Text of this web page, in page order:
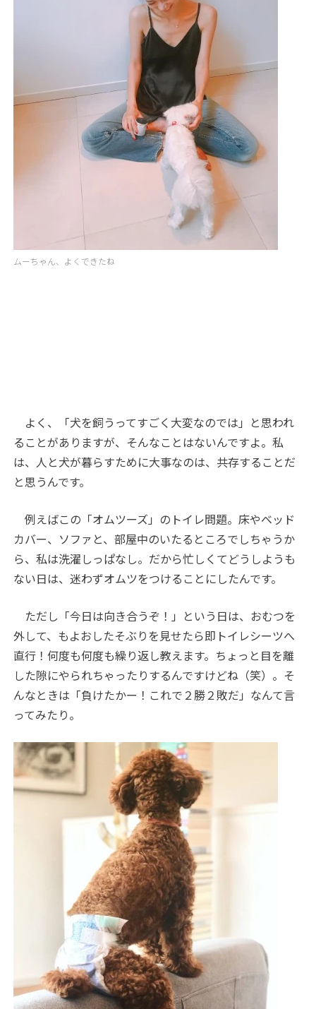
ムーちゃん、よくできたね
よく、「犬を飼うってすごく大変なのでは」と思われ
ることがありますが、そんなことはないんですよ。私
は、人と犬が暮らすために大事なのは、共存することだ
と思うんです。
例えばこの「オムツーズ」のトイレ問題。床やベッド
カバー、ソファと、部屋中のいたるところでしちゃうか
ら、私は洗濯しっぱなし。だから忙しくてどうしようも
ない日は、迷わずオムツをつけることにしたんです。
ただし「今日は向き合うぞ！」という日は、おむつを
外して、もよおしたそぶりを見せたら即トイレシーツへ
直行！何度も何度も繰り返し教えます。ちょっと目を離
した隙にやられちゃったりするんですけどね（笑）。そ
んなときは「負けたかー！これで２勝２敗だ」なんて言
ってみたり。